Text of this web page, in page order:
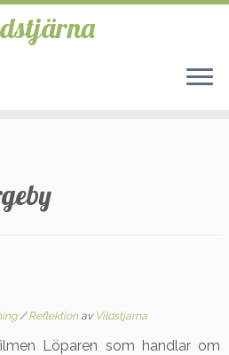
/Reflektionav Vildstjarna
Löparen som handlar om